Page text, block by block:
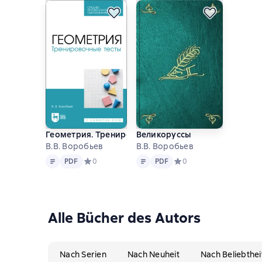
Геометрия. Тренировочные тесты
В.В. Воробьев
Text PDF
PDF Средний рейтинг 0 на основе 0 оценок
0
Великоруссы
В.В. Воробьев
Text PDF
PDF Средний рейтинг 0 на
0
Alle Bücher des Autors
Nach Serien Nach Neuheit Nach